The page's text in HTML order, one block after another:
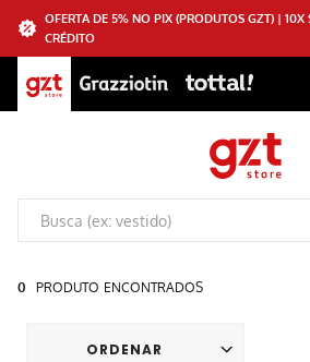
OFERTA DE 5% NO PIX (PRODUTOS GZT) | 10X
CRÉDITO
0 PRODUTO